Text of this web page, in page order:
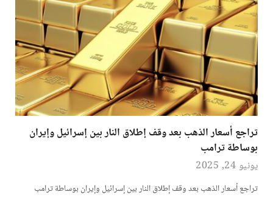
تراجع أسعار الذهب بعد وقف إطلاق النار بين إسرائيل وإيران
بوساطة ترامب
يونيو 24, 2025
تراجع أسعار الذهب بعد وقف إطلاق النار بين إسرائيل وإيران بوساطة ترامب